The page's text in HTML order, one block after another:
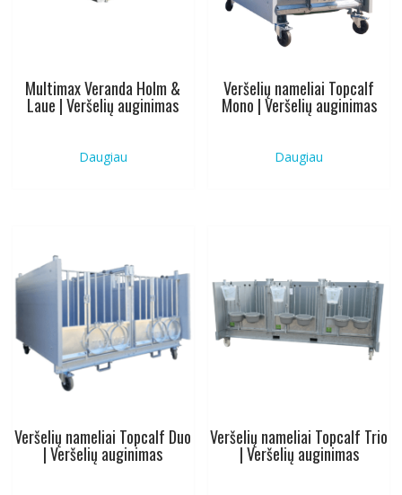
Multimax Veranda Holm &
Laue | Veršelių auginimas
Daugiau
Veršelių nameliai Topcalf
Mono | Veršelių auginimas
Daugiau
Veršelių nameliai Topcalf Duo
| Veršelių auginimas
Veršelių nameliai Topcalf Trio
| Veršelių auginimas